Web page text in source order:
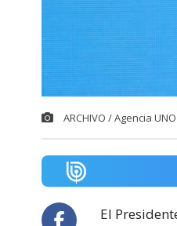
ARCHIVO / Agencia UNO
El